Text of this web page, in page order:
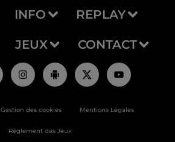
INFO REPLAY
JEUX CONTACT
Gestion des cookies Mentions Légales
Règlement des Jeux